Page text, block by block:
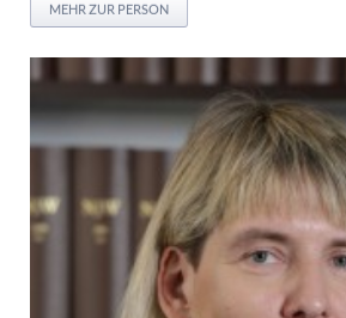
MEHR ZUR PERSON